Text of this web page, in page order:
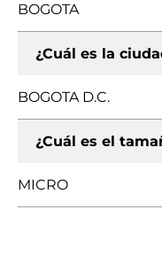
BOGOTA
¿Cuál es la
BOGOTA D.C.
¿Cuál es el
MICRO